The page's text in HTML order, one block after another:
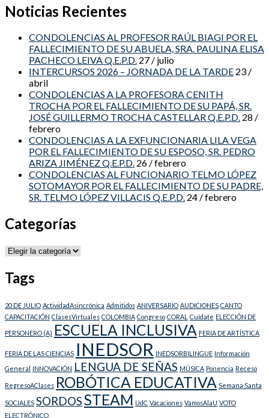
Noticias Recientes
CONDOLENCIAS AL PROFESOR RAÚL BIAGI POR EL
FALLECIMIENTO DE SU ABUELA, SRA. PAULINA ELISA
PACHECO LEIVA Q.E.P.D. 27 / julio
INTERCURSOS 2026 – JORNADA DE LA TARDE 23 /
abril
CONDOLENCIAS A LA PROFESORA CENITH
TROCHA POR EL FALLECIMIENTO DE SU PAPÁ, SR.
JOSÉ GUILLERMO TROCHA CASTELLAR Q.E.P.D. 28 /
febrero
CONDOLENCIAS A LA EXFUNCIONARIA LILA VEGA
POR EL FALLECIMIENTO DE SU ESPOSO, SR. PEDRO
ARIZA JIMÉNEZ Q.E.P.D. 26 / febrero
CONDOLENCIAS AL FUNCIONARIO TELMO LÓPEZ
SOTOMAYOR POR EL FALLECIMIENTO DE SU PADRE,
SR. TELMO LÓPEZ VILLACIS Q.E.P.D. 24 / febrero
Categorías
Categorías
Tags
20 DE JULIO ActividadAsincrónica Admitidos ANIVERSARIO AUDICIONES CANTO
CAPACITACIÓN ClasesVirtuales COLOMBIA Congreso CORAL Cuídate ELECCIÓN DE
PERSONERO (A) ESCUELA INCLUSIVA FERIA DE ARTÍSTICA
FERIA DE LAS CIENCIAS INEDSOR INEDSORBILINGUE Información
General INNOVACIÓN LENGUA DE SEÑAS MÚSICA Ponencia Receso
RegresoAClases ROBÓTICA EDUCATIVA Semana Santa
SOCIALES SORDOSSTEAM UdC Vacaciones VamosAlaU VOTO
ELECTRÓNICO